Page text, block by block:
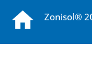
Zonisol®